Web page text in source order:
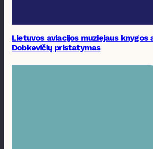
Lietuvos aviacijos muziejaus knygos
Dobkevičių pristatymas